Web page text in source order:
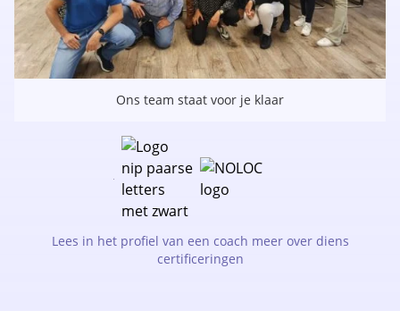
Ons team staat voor je klaar
Lees in het profiel van een coach meer over diens
certificeringen